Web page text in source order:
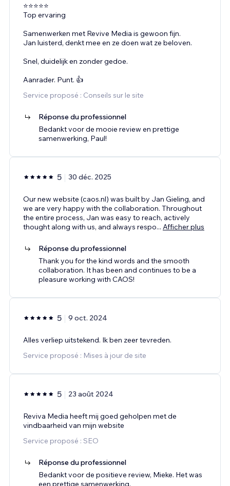
⭐⭐⭐⭐⭐
Top ervaring
Samenwerken met Revive Media is gewoon fijn.
Jan luisterd, denkt mee en ze doen wat ze beloven.
Snel, duidelijk en zonder gedoe.
Aanrader. Punt. 👍
Service proposé : Conseils sur le site
Réponse du professionnel
Bedankt voor de mooie review en prettige
samenwerking, Paul!
5 30 déc. 2025
Our new website (caos.nl) was built by Jan Gieling, and
we are very happy with the collaboration. Throughout
the entire process, Jan was easy to reach, actively
thought along with us, and always respo... Afficher plus
Réponse du professionnel
Thank you for the kind words and the smooth
collaboration. It has been and continues to be a
pleasure working with CAOS!
5 9 oct. 2024
Alles verliep uitstekend. Ik ben zeer tevreden.
Service proposé : Mises à jour de site
5 23 août 2024
Reviva Media heeft mij goed geholpen met de
vindbaarheid van mijn website
Service proposé : SEO
Réponse du professionnel
Bedankt voor de positieve review, Mieke. Het was
een prettige samenwerking.